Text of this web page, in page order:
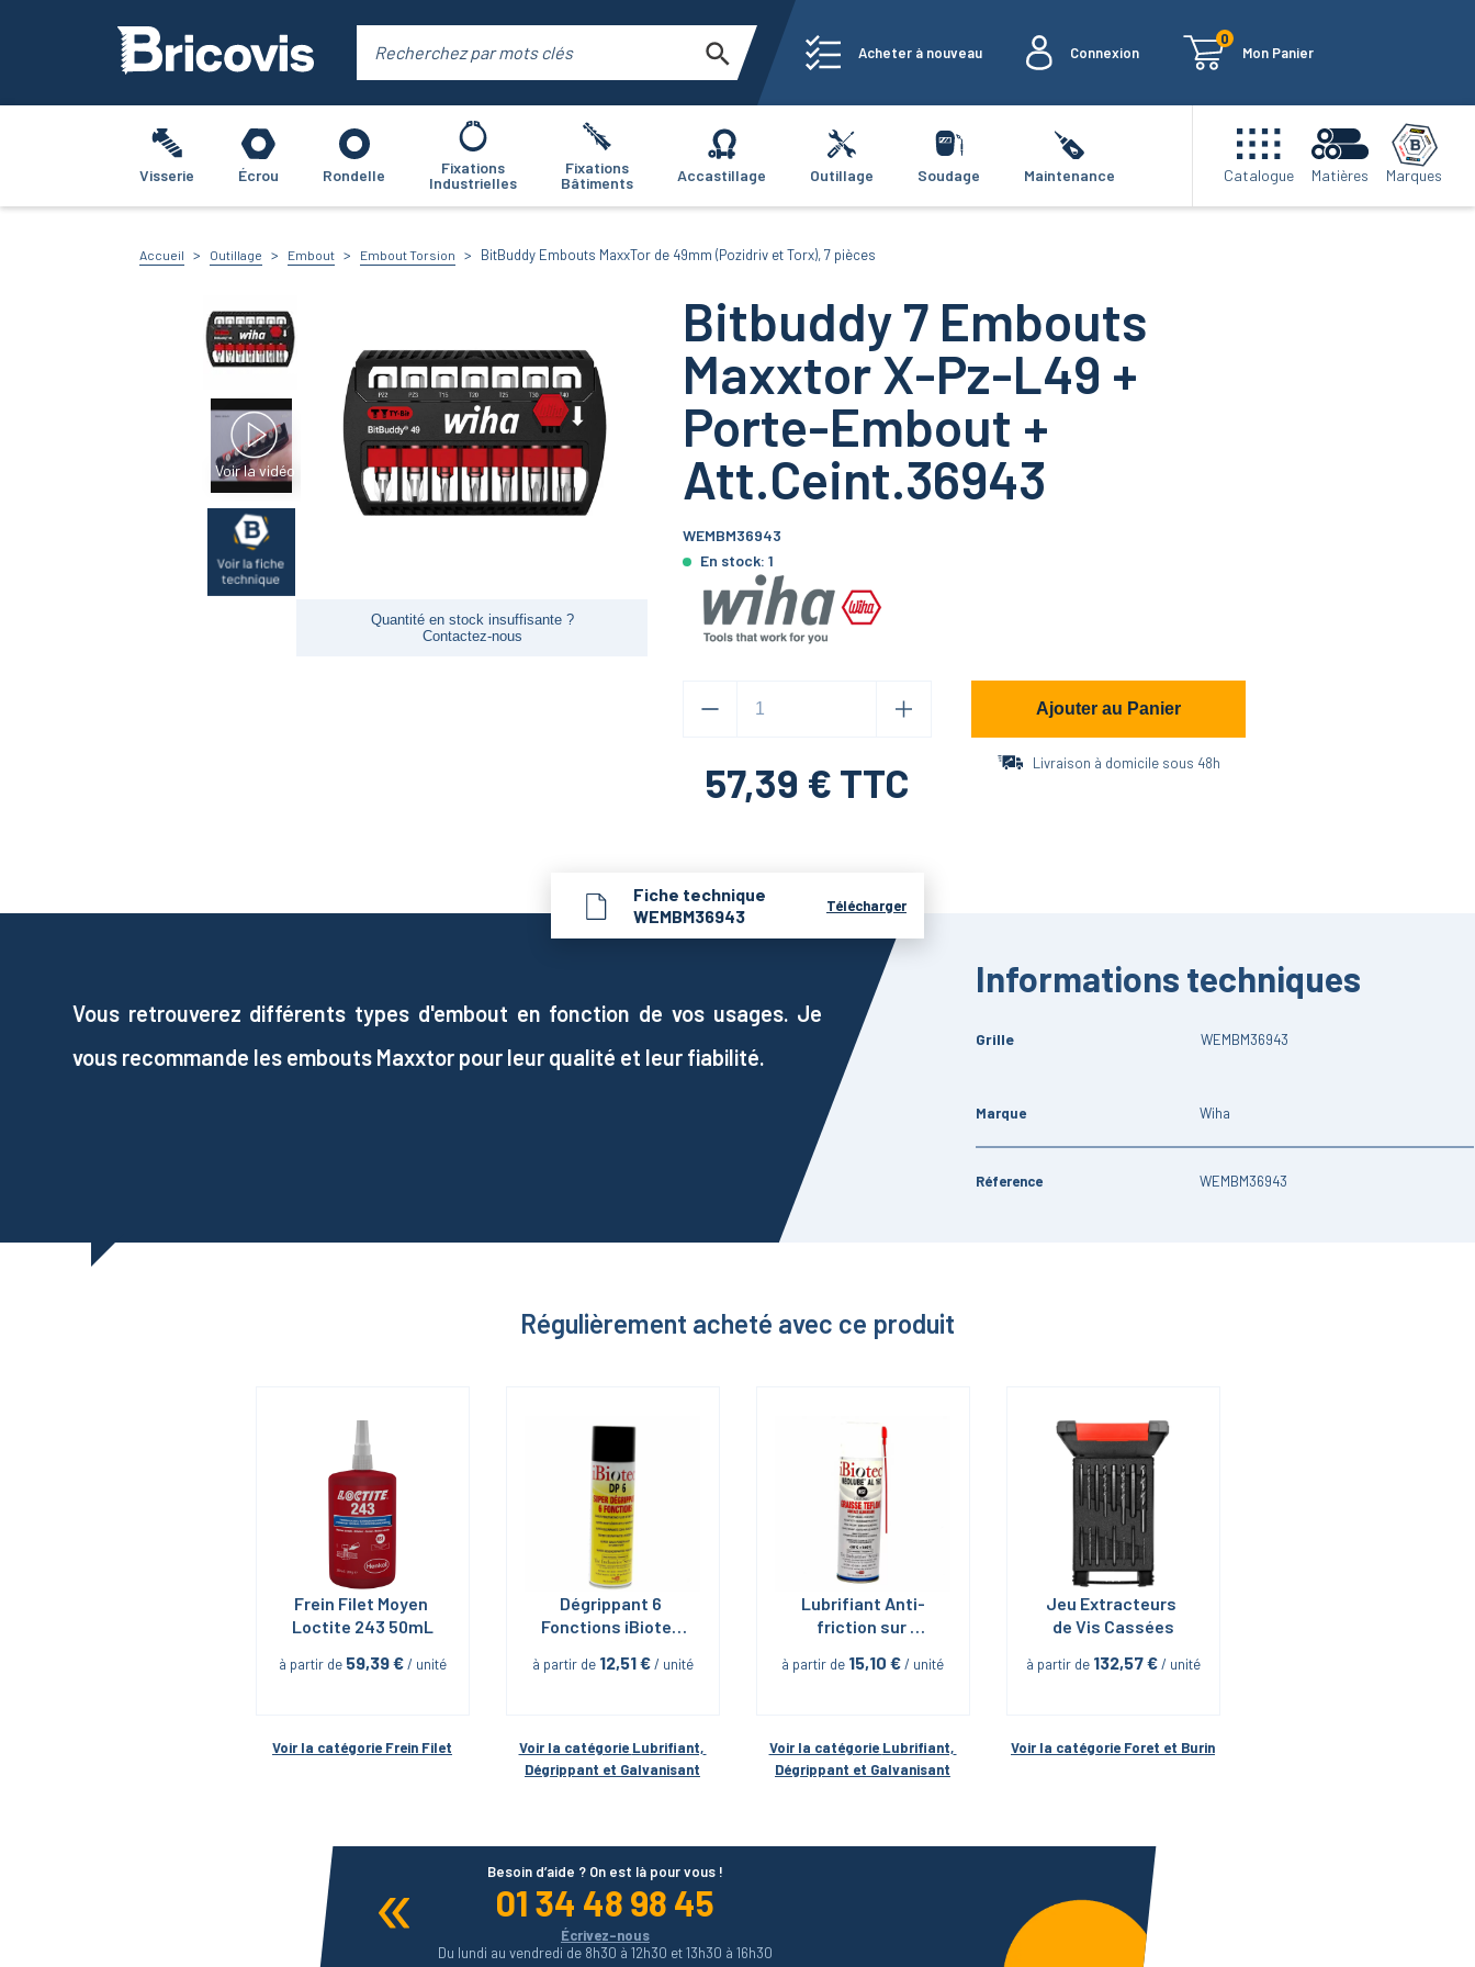
Acheter à nouveau Connexion
0
Mon Panier
Visserie Écrou Rondelle
Fixations
Industrielles
Fixations
Bâtiments
Accastillage Outillage Soudage Maintenance Catalogue Matières Marques
Accueil Outillage Embout Embout Torsion BitBuddy Embouts MaxxTor de 49mm (Pozidriv et Torx), 7 pièces
Voir la vidéo
Quantité en stock insuffisante ?
Contactez-nous
Bitbuddy 7 Embouts
Maxxtor X-Pz-L49 +
Porte-Embout +
Att.Ceint.36943
WEMBM36943
En stock:1
57,39 € TTC
Ajouter au Panier
Livraison à domicile sous 48h
Fiche technique
WEMBM36943
Télécharger
Vous retrouverez différents types d'embout en fonction de vos usages. Je
vous recommande les embouts Maxxtor pour leur qualité et leur fiabilité.
Informations techniques
Grille WEMBM36943
Marque Wiha
Réference WEMBM36943
Régulièrement acheté avec ce produit
Frein Filet Moyen
Loctite 243 50mL
à partir de 59,39 € / unité
Voir la catégorie Frein Filet
Dégrippant 6
Fonctions iBiotec
à partir de 12,51 € / unité
Voir la catégorie Lubrifiant,
Dégrippant et Galvanisant
Lubrifiant Anti-
friction sur
Neolube Al 160 en
à partir de 15,10 € / unité
Voir la catégorie Lubrifiant,
Dégrippant et Galvanisant
Jeu Extracteurs
de Vis Cassées
à partir de 132,57 € / unité
Voir la catégorie Foret et Burin
Besoin d’aide ? On est là pour vous !
01 34 48 98 45
Écrivez-nous
Du lundi au vendredi de 8h30 à 12h30 et 13h30 à 16h30